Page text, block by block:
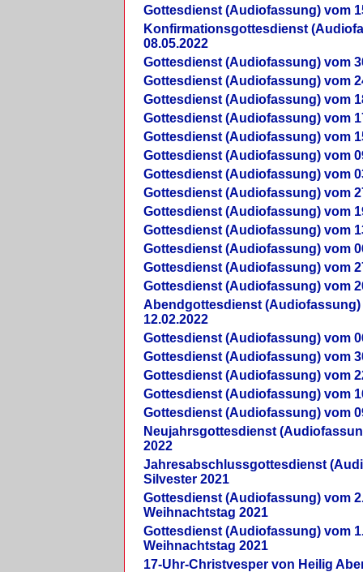
Gottesdienst (Audiofassung) vom
Konfirmationsgottesdienst
08.05.2022
Gottesdienst (Audiofassung) vom
Gottesdienst (Audiofassung) vom
Gottesdienst (Audiofassung) vom
Gottesdienst (Audiofassung) vom
Gottesdienst (Audiofassung) vom
Gottesdienst (Audiofassung) vom
Gottesdienst (Audiofassung) vom
Gottesdienst (Audiofassung) vom
Gottesdienst (Audiofassung) vom
Gottesdienst (Audiofassung) vom
Gottesdienst (Audiofassung) vom
Gottesdienst (Audiofassung) vom
Gottesdienst (Audiofassung) vom
Abendgottesdienst (Audiofassung)
12.02.2022
Gottesdienst (Audiofassung) vom
Gottesdienst (Audiofassung) vom
Gottesdienst (Audiofassung) vom
Gottesdienst (Audiofassung) vom
Gottesdienst (Audiofassung) vom
Neujahrsgottesdienst
2022
Jahresabschlussgottesdienst
Silvester 2021
Gottesdienst (Audiofassung) vom
Weihnachtstag 2021
Gottesdienst (Audiofassung) vom
Weihnachtstag 2021
17-Uhr-Christvesper von Heilig